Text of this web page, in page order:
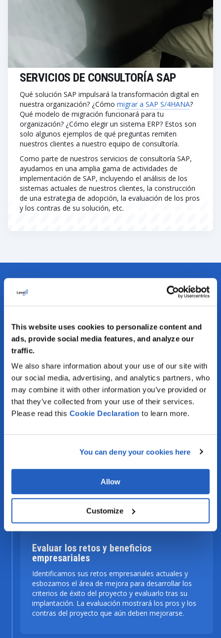
This website uses cookies to personalize content and
ads, provide social media features, and analyze our
traffic.
We also share information about your use of our site with
our social media, advertising, and analytics partners, who
may combine it with other information you’ve provided or
that they’ve collected from your use of their services.
Please read this Cookie Declaration to learn more.
You can deny your cookies here
Allow
Customize
SERVICIOS DE CONSULTORÍA SAP
Qué solución SAP impulsará la transformación digital en
nuestra organización? ¿Cómo migrar a SAP S/4HANA?
Qué modelo de migración funcionará para tu
organización? ¿Cómo elegir un sistema ERP? Estos son
solo algunos ejemplos de qué preguntas remiten
nuestros clientes a nuestro equipo de consultoría.
Como parte de nuestros servicios de consultoría SAP,
ayudamos en una amplia gama de actividades de
implementación de SAP, incluyendo el análisis de los
sistemas actuales de nuestros clientes, la construcción
de una estrategia de adopción, la evaluación de los pros
y los contras de su solución, etc.
SU VIAJE HACIA LA IMPLANTACIÓN DE
NUESTROS SERVICIOS DE CONSULTORÍA
Creación de una estrategia de
implantación y adopción
Para identificar los requisitos de la empresa, fijar
de adopción. Permite al contratista estar seguro de
que cada etapa del proyecto se ejecuta
correctamente, sin tomar atajos ni comprometer la
paso nº 1
Evaluar los retos y beneficios
empresariales
Identificamos sus retos empresariales actuales y
esbozamos el área de mejora para desarrollar los
criterios de éxito del proyecto y evaluarlo tras su
implantación. La evaluación mostrará los pros y los
contras del proyecto que aún deben mejorarse.
paso #2